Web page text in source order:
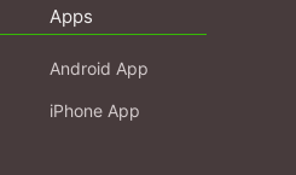
Apps
Android App
iPhone App